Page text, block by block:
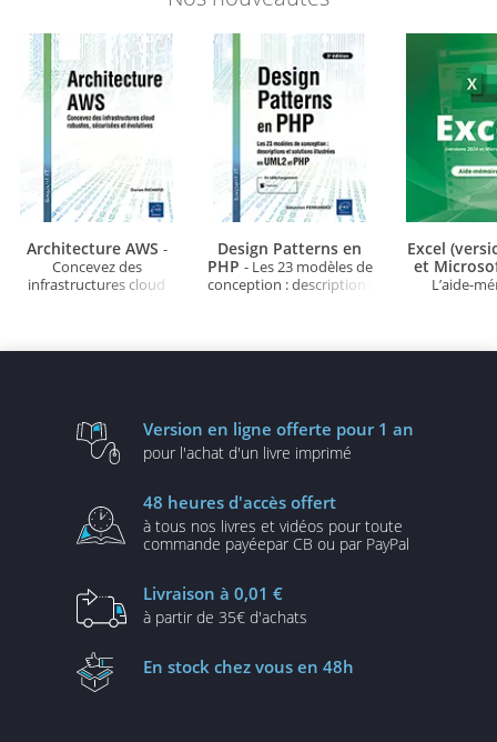
Architecture AWS -
Concevez des
infrastructures cloud
Design Patterns en
PHP - Les 23 modèles de
conception : descriptions
Excel
et
L’aide-
Version en ligne offerte pour 1 an
pour l'achat d'un livre imprimé
48 heures d'accès offert
à tous nos livres et vidéos pour toute
commande payéepar CB ou par PayPal
Livraison à 0,01 €
à partir de 35€ d'achats
En stock chez vous en 48h